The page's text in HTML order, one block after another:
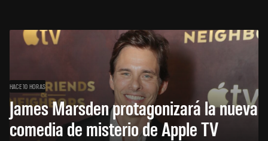
HACE 10 HORAS
James Marsden protagonizará la nueva
comedia de misterio de Apple TV